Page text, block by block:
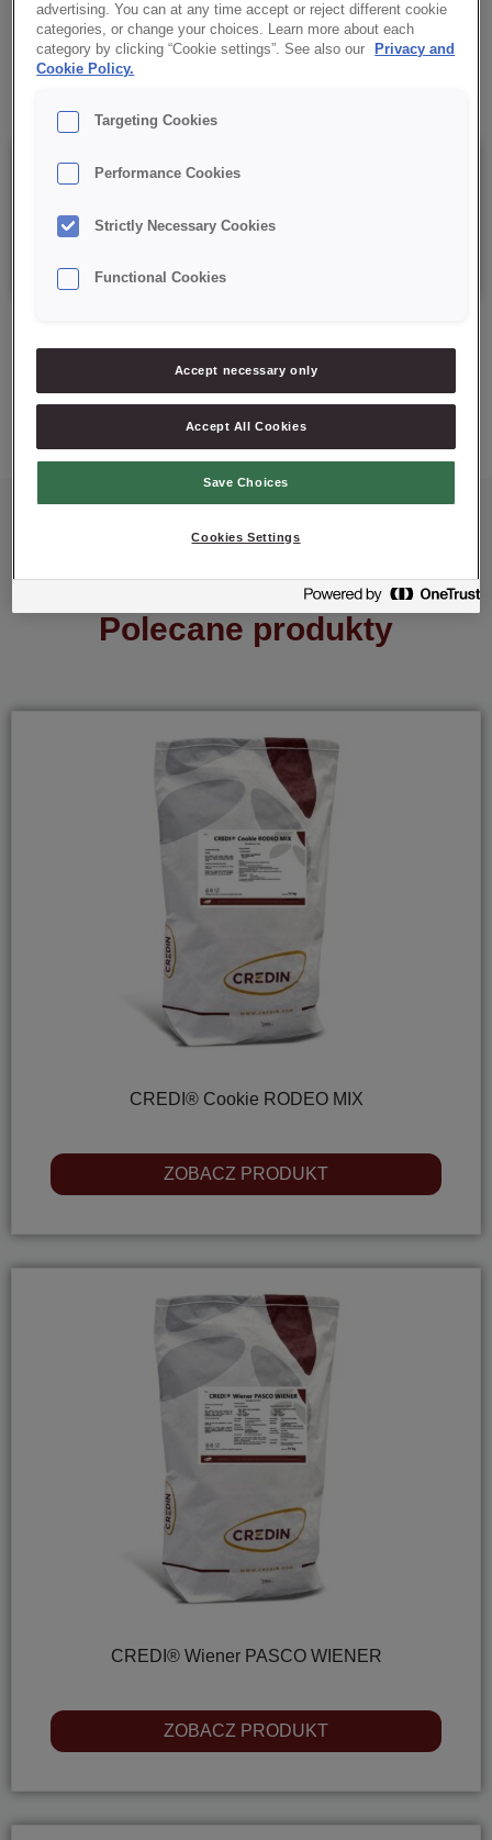
✔ Dłuższa świeżość
✔ Elastyczny miękisz
Szczegóły
ZAPYTAJ O PRODUKT
Polecane produkty
CREDI® Cookie RODEO MIX
ZOBACZ PRODUKT
CREDI® Wiener PASCO WIENER
ZOBACZ PRODUKT
advertising. You can at any time accept or reject different cookie
categories, or change your choices. Learn more about each
category by clicking “Cookie settings”. See also our
Privacy and
Cookie Policy.
Targeting Cookies
Performance Cookies
Strictly Necessary Cookies
Functional Cookies
Accept necessary only
Accept All Cookies
Save Choices
Cookies Settings